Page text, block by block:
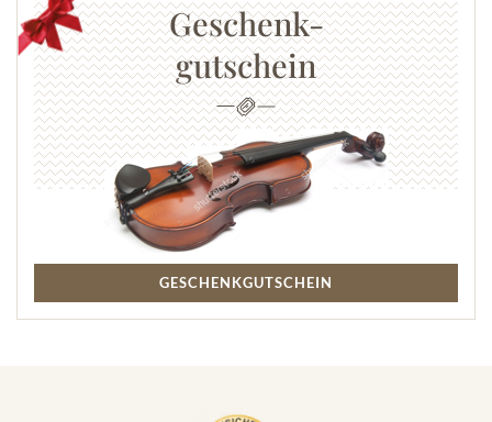
Geschenk-
gutschein
GESCHENKGUTSCHEIN